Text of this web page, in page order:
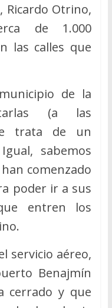
Ricardo Otrino,
de 1.000
las calles que
de la
(a las
trata de un
sabemos
comenzado
poder ir a sus
entren los
servicio aéreo,
Benajmín
cerrado y que